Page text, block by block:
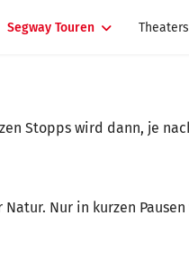
Segway Touren
Stopps wird dann, je
Nur in kurzen